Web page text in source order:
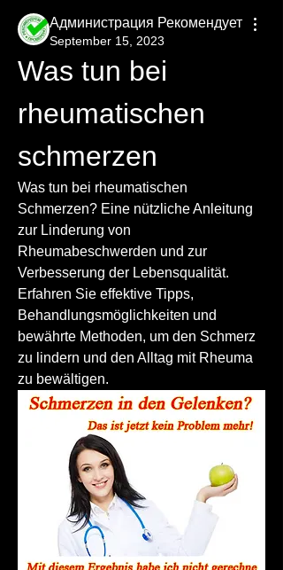
Администрация Рекомендует
September 15, 2023
Was tun bei
rheumatischen
schmerzen
Was tun bei rheumatischen
Schmerzen? Eine nützliche Anleitung
zur Linderung von
Rheumabeschwerden und zur
Verbesserung der Lebensqualität.
Erfahren Sie effektive Tipps,
Behandlungsmöglichkeiten und
bewährte Methoden, um den Schmerz
zu lindern und den Alltag mit Rheuma
zu bewältigen.